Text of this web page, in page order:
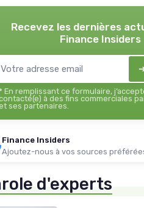
Recevez les dernières
Finance Insiders
En remplissant ce formulaire,
à des fins commerciales
ses partenaires.
Finance Insiders
Ajoutez-nous à vos sources
d'experts